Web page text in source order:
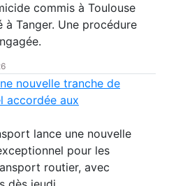
commis à Toulouse
Tanger. Une procédure
nouvelle tranche de
accordée aux
lance une nouvelle
pour les
routier, avec